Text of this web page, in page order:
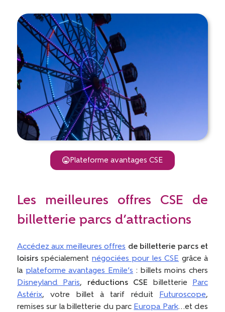
Plateforme avantages CSE
Les meilleures offres CSE de
billetterie parcs d’attractions
Accédez aux meilleures offres de billetterie parcs et
loisirs spécialement négociées pour les CSE grâce à
la plateforme avantages Emile’s : billets moins chers
Disneyland Paris, réductions CSE billetterie Parc
Astérix, votre billet à tarif réduit Futuroscope,
remises sur la billetterie du parc Europa Park…et des